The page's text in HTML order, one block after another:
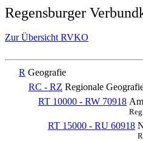
Regensburger
Zur Übersicht RVKO
R Geografie
RC - RZ Regionale
RT 10000 - RW 70918
RT 15000 - RU 60918